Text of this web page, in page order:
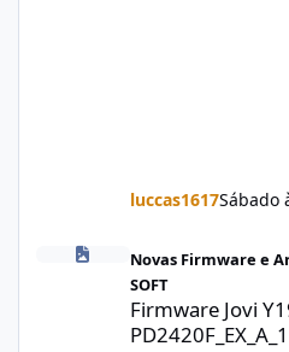
luccas1617Sábado
Firmware Jovi Y19s
Novas Firmware e
SOFT
Firmware Jovi